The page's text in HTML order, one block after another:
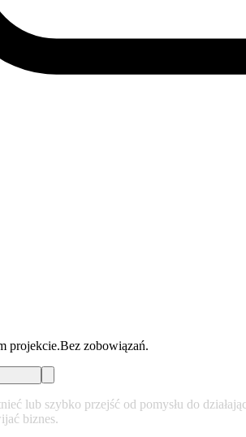
projekcie.Bez zobowiązań.
nieć lub szybko przejść od pomysłu do działając
ijać biznes.